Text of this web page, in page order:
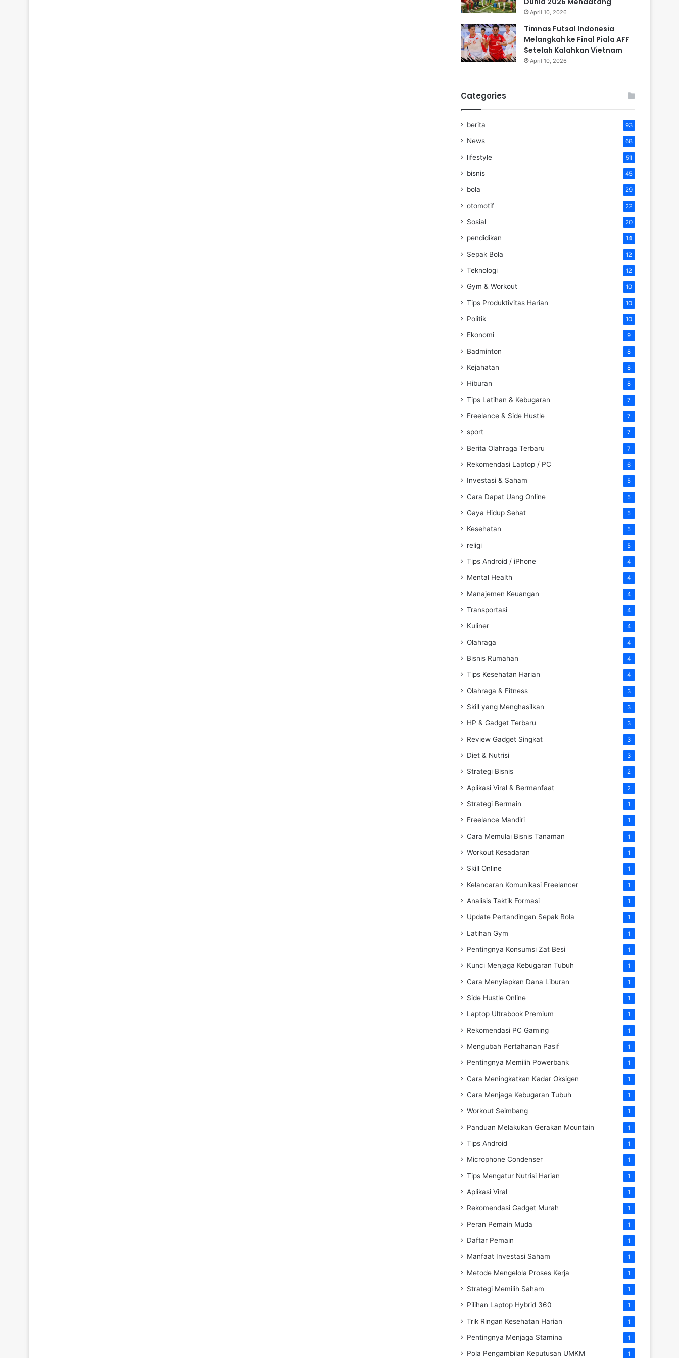
April 10, 2026
Timnas Futsal Indonesia
Melangkah ke Final Piala AFF
Setelah Kalahkan Vietnam
April 10, 2026
Categories
berita 93
News 68
lifestyle 51
bisnis 45
bola 29
otomotif 22
Sosial 20
pendidikan 14
Sepak Bola 12
Teknologi 12
Gym & Workout 10
Tips Produktivitas Harian 10
Politik 10
Ekonomi 9
Badminton 8
Kejahatan 8
Hiburan 8
Tips Latihan & Kebugaran 7
Freelance & Side Hustle 7
sport 7
Berita Olahraga Terbaru 7
Rekomendasi Laptop / PC 6
Investasi & Saham 5
Cara Dapat Uang Online 5
Gaya Hidup Sehat 5
Kesehatan 5
religi 5
Tips Android / iPhone 4
Mental Health 4
Manajemen Keuangan 4
Transportasi 4
Kuliner 4
Olahraga 4
Bisnis Rumahan 4
Tips Kesehatan Harian 4
Olahraga & Fitness 3
Skill yang Menghasilkan 3
HP & Gadget Terbaru 3
Review Gadget Singkat 3
Diet & Nutrisi 3
Strategi Bisnis 2
Aplikasi Viral & Bermanfaat 2
Strategi Bermain 1
Freelance Mandiri 1
Cara Memulai Bisnis Tanaman 1
Workout Kesadaran 1
Skill Online 1
Kelancaran Komunikasi Freelancer 1
Analisis Taktik Formasi 1
Update Pertandingan Sepak Bola 1
Latihan Gym 1
Pentingnya Konsumsi Zat Besi 1
Kunci Menjaga Kebugaran Tubuh 1
Cara Menyiapkan Dana Liburan 1
Side Hustle Online 1
Laptop Ultrabook Premium 1
Rekomendasi PC Gaming 1
Mengubah Pertahanan Pasif 1
Pentingnya Memilih Powerbank 1
Cara Meningkatkan Kadar Oksigen 1
Cara Menjaga Kebugaran Tubuh 1
Workout Seimbang 1
Panduan Melakukan Gerakan Mountain 1
Tips Android 1
Microphone Condenser 1
Tips Mengatur Nutrisi Harian 1
Aplikasi Viral 1
Rekomendasi Gadget Murah 1
Peran Pemain Muda 1
Daftar Pemain 1
Manfaat Investasi Saham 1
Metode Mengelola Proses Kerja 1
Strategi Memilih Saham 1
Pilihan Laptop Hybrid 360 1
Trik Ringan Kesehatan Harian 1
Pentingnya Menjaga Stamina 1
Pola Pengambilan Keputusan UMKM 1